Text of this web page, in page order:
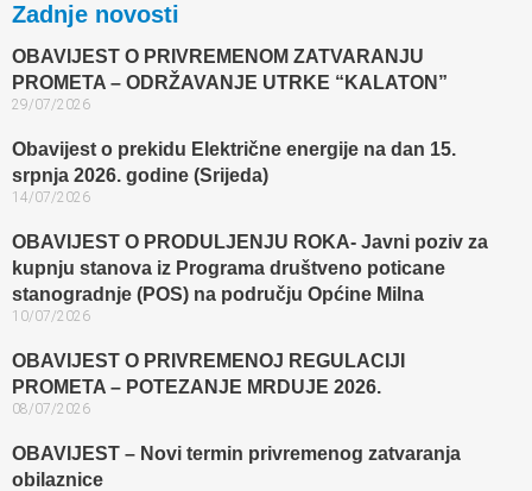
Zadnje novosti
OBAVIJEST O PRIVREMENOM ZATVARANJU
PROMETA – ODRŽAVANJE UTRKE “KALATON”
29/07/2026
Obavijest o prekidu Električne energije na dan 15.
srpnja 2026. godine (Srijeda)
14/07/2026
OBAVIJEST O PRODULJENJU ROKA- Javni poziv za
kupnju stanova iz Programa društveno poticane
stanogradnje (POS) na području Općine Milna
10/07/2026
OBAVIJEST O PRIVREMENOJ REGULACIJI
PROMETA – POTEZANJE MRDUJE 2026.
08/07/2026
OBAVIJEST – Novi termin privremenog zatvaranja
obilaznice​